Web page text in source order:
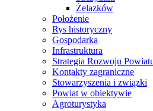
Żelazków
Położenie
Rys historyczny
Gospodarka
Infrastruktura
Strategia Rozwoju
Kontakty zagraniczne
Stowarzyszenia i związki
Powiat w obiektywie
Agroturystyka